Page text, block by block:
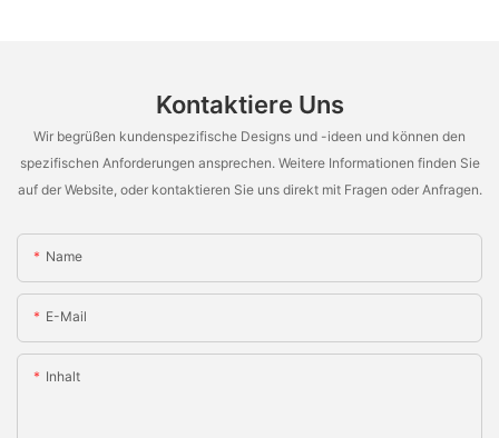
Kontaktiere Uns
Wir begrüßen kundenspezifische Designs und -ideen und können den
spezifischen Anforderungen ansprechen. Weitere Informationen finden Sie
auf der Website, oder kontaktieren Sie uns direkt mit Fragen oder Anfragen.
Name
E-Mail
Inhalt